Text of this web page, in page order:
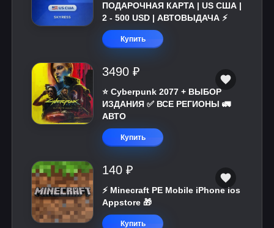
ПОДАРОЧНАЯ КАРТА | US США |
2 - 500 USD | АВТОВЫДАЧА ⚡️
Купить
3490 ₽
⭐ Cyberpunk 2077 + ВЫБОР
ИЗДАНИЯ ✅ ВСЕ РЕГИОНЫ 🚛
АВТО
Купить
140 ₽
⚡️ Minecraft PE Mobile iPhone ios
Appstore 🎁
Купить